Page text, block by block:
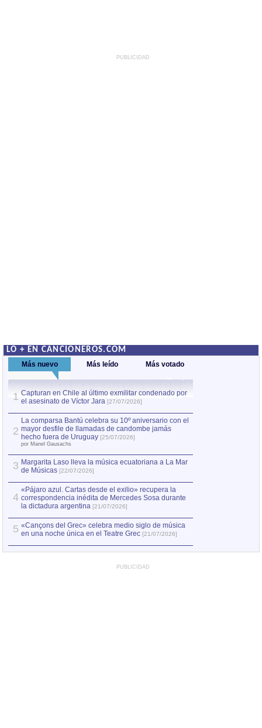
PUBLICIDAD
LO + EN CANCIONEROS.COM
Más nuevo Más leído Más votado
1 Capturan en Chile al último exmilitar condenado por
el asesinato de Víctor Jara [27/07/2026]
2
La comparsa Bantú celebra su 10º aniversario con el
mayor desfile de llamadas de candombe jamás
hecho fuera de Uruguay [25/07/2026]
por Manel Gausachs
3 Margarita Laso lleva la música ecuatoriana a La Mar
de Músicas [22/07/2026]
4
«Pájaro azul. Cartas desde el exilio» recupera la
correspondencia inédita de Mercedes Sosa durante
la dictadura argentina [21/07/2026]
5 «Cançons del Grec» celebra medio siglo de música
en una noche única en el Teatre Grec [21/07/2026]
PUBLICIDAD